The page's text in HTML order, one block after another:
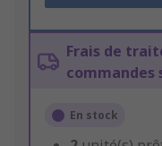
Frais de
commandes
En stock